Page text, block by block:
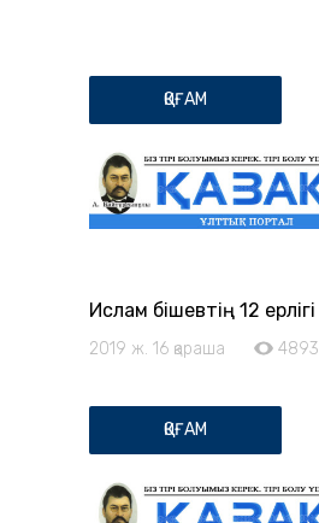
ҚОҒАМ
Ислам Әбішевтің 12 ерлігі
2019 ж. 16 қараша 4893
ҚОҒАМ